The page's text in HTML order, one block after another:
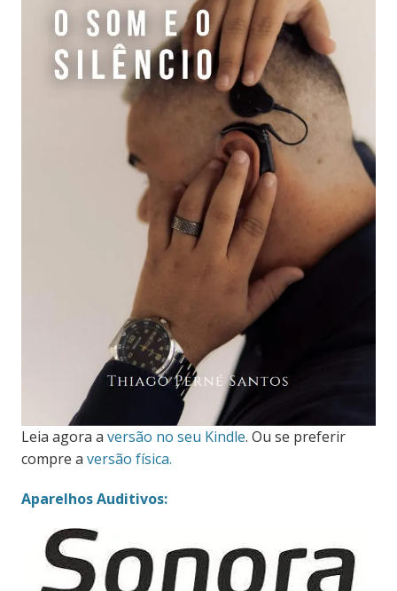
Leia agora a versão no seu Kindle. Ou se preferir
compre a versão física.
Aparelhos Auditivos: